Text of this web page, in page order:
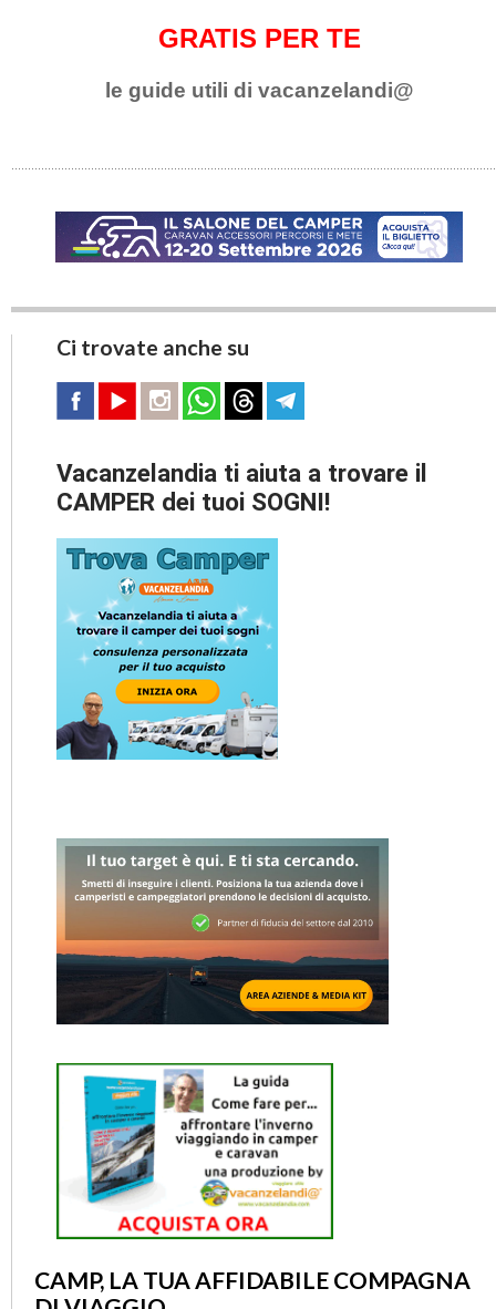
GRATIS PER TE
le guide utili di vacanzelandi@
Ci trovate anche su
Vacanzelandia ti aiuta a trovare il
CAMPER dei tuoi SOGNI!
CAMP, LA TUA AFFIDABILE COMPAGNA